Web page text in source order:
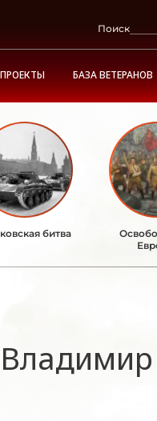
Поиск
ПРОЕКТЫ БАЗА ВЕТЕРАНОВ
битва